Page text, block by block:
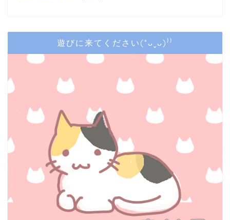
遊びに来てください(*ᴗˬᴗ)⁾⁾